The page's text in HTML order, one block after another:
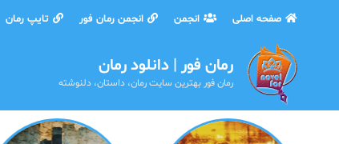
صفحه اصلی انجمن انجمن رمان فور تایپ رمان
رمان فور | دانلود رمان
رمان فور بهترین سایت رمان، داستان، دلنوشته